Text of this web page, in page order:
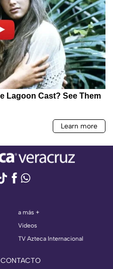
a más +
Videos
TV Azteca Internacional
CONTACTO